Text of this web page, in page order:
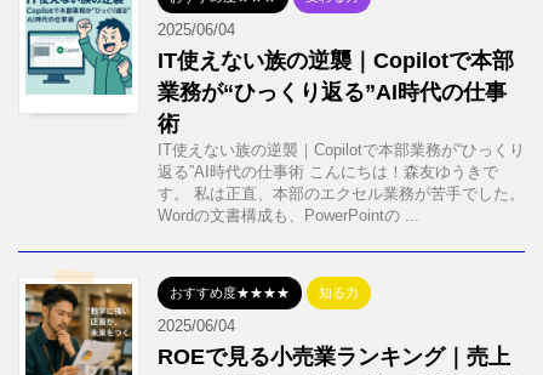
2025/06/04
IT使えない族の逆襲｜Copilotで本部
業務が“ひっくり返る”AI時代の仕事
術
IT使えない族の逆襲｜Copilotで本部業務が“ひっくり
返る”AI時代の仕事術 こんにちは！森友ゆうきで
す。 私は正直、本部のエクセル業務が苦手でした。
Wordの文書構成も、PowerPointの ...
おすすめ度★★★★ 知る力
2025/06/04
ROEで見る小売業ランキング｜売上